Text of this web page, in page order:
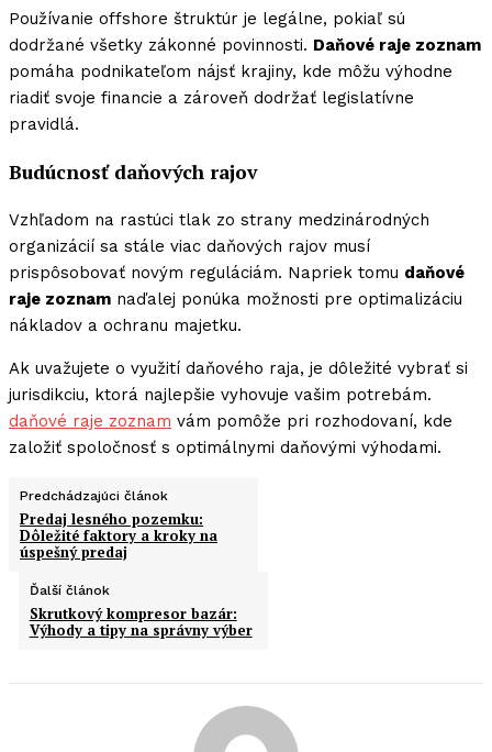
Používanie offshore štruktúr je legálne, pokiaľ sú
dodržané všetky zákonné povinnosti. Daňové raje zoznam
pomáha podnikateľom nájsť krajiny, kde môžu výhodne
riadiť svoje financie a zároveň dodržať legislatívne
pravidlá.
Budúcnosť daňových rajov
Vzhľadom na rastúci tlak zo strany medzinárodných
organizácií sa stále viac daňových rajov musí
prispôsobovať novým reguláciám. Napriek tomu daňové
raje zoznam naďalej ponúka možnosti pre optimalizáciu
nákladov a ochranu majetku.
Ak uvažujete o využití daňového raja, je dôležité vybrať si
jurisdikciu, ktorá najlepšie vyhovuje vašim potrebám.
daňové raje zoznam vám pomôže pri rozhodovaní, kde
založiť spoločnosť s optimálnymi daňovými výhodami.
Predchádzajúci článok
Predaj lesného pozemku:
Dôležité faktory a kroky na
úspešný predaj
Ďalší článok
Skrutkový kompresor bazár:
Výhody a tipy na správny výber